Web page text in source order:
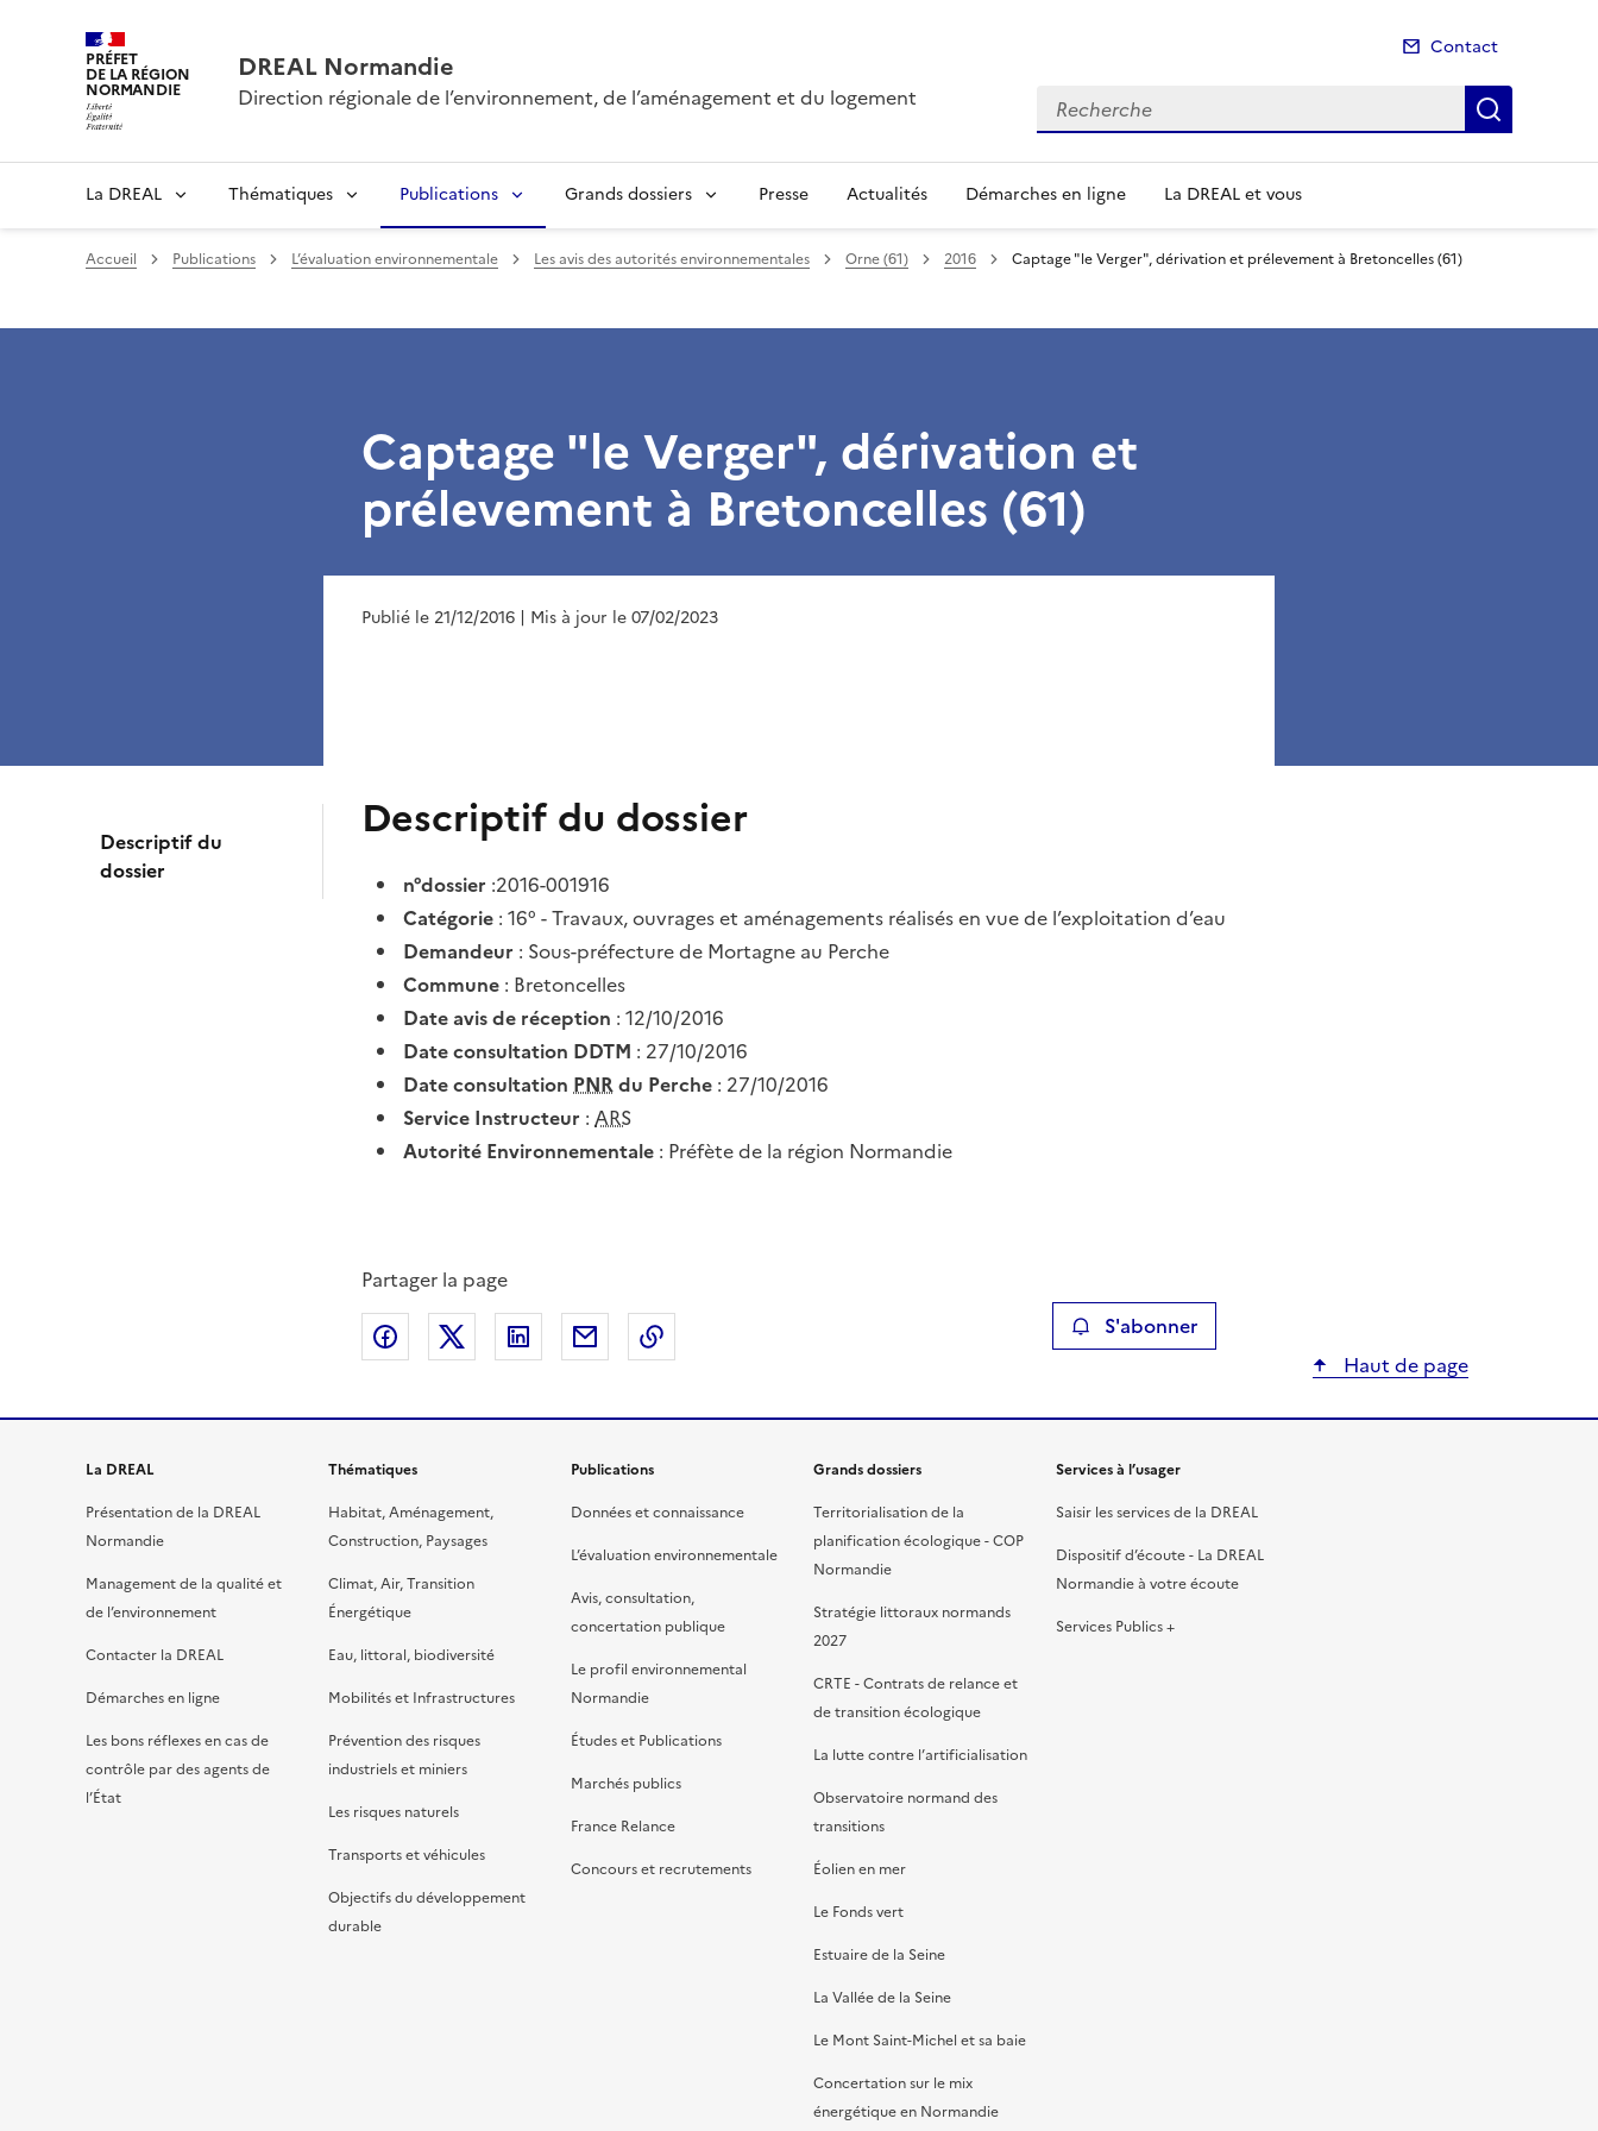
PRÉFET
DE LA RÉGION
NORMANDIE
DREAL Normandie
Direction régionale de l’environnement, de l’aménagement et du logement
Contact
Recherche
La DREAL Thématiques Publications Grands dossiers Presse Actualités Démarches en ligne La DREAL et vous
Accueil Publications L’évaluation environnementale Les avis des autorités environnementales Orne (61) 2016 Captage "le Verger", dérivation et prélevement à Bretoncelles (61)
Descriptif du
dossier
Captage "le Verger", dérivation et
prélevement à Bretoncelles (61)
Publié le 21/12/2016 | Mis à jour le 07/02/2023
Descriptif du dossier
n°dossier :2016-001916
Catégorie : 16° - Travaux, ouvrages et aménagements réalisés en vue de l’exploitation d’eau
Demandeur : Sous-préfecture de Mortagne au Perche
Commune : Bretoncelles
Date avis de réception : 12/10/2016
Date consultation DDTM : 27/10/2016
Date consultationPNRdu Perche : 27/10/2016
Service Instructeur :ARS
Autorité Environnementale : Préfète de la région Normandie
Partager la page
Partager sur Facebook
Partager sur XPartager sur LinkedIn
Partager par emailCopier le lien de la page dans le presse-papier S'abonner
Haut de page
La DREAL
Présentation de la DREAL
Normandie
Management de la qualité et
de l’environnement
Contacter la DREAL
Démarches en ligne
Les bons réflexes en cas de
contrôle par des agents de
l’État
Thématiques
Habitat, Aménagement,
Construction, Paysages
Climat, Air, Transition
Énergétique
Eau, littoral, biodiversité
Mobilités et Infrastructures
Prévention des risques
industriels et miniers
Les risques naturels
Transports et véhicules
Objectifs du développement
durable
Publications
Données et connaissance
L’évaluation environnementale
Avis, consultation,
concertation publique
Le profil environnemental
Normandie
Études et Publications
Marchés publics
France Relance
Concours et recrutements
Grands dossiers
Territorialisation de la
planification écologique - COP
Normandie
Stratégie littoraux normands
2027
CRTE - Contrats de relance et
de transition écologique
La lutte contre l’artificialisation
Observatoire normand des
transitions
Éolien en mer
Le Fonds vert
Estuaire de la Seine
La Vallée de la Seine
Le Mont Saint-Michel et sa baie
Concertation sur le mix
énergétique en Normandie
Services à l’usager
Saisir les services de la DREAL
Dispositif d’écoute - La DREAL
Normandie à votre écoute
Services Publics +